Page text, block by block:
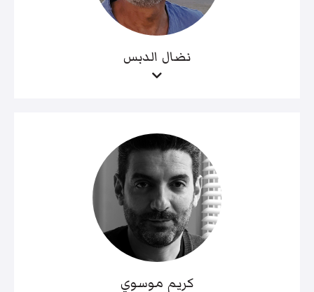
نضال الدبس
كريم موسوي